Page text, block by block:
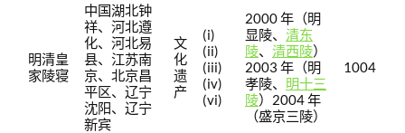
明清皇
家陵寝
中国湖北钟
祥、河北遵
化、河北易
县、江苏南
京、北京昌
平区、辽宁
沈阳、辽宁
新宾
文
化
遗
产
(i)
(ii)
(iii)
(iv)
(vi)
2000 年（明
显陵、清东
陵、清西陵）
2003 年（明
孝陵、 明十三
陵）2004 年
（盛京三陵）
1004